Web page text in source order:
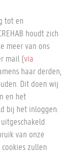
tot en
houdt zich
meer van ons
mail (via
haar derden,
Dit doen wij
en het
bij het inloggen.
van onze
zullen